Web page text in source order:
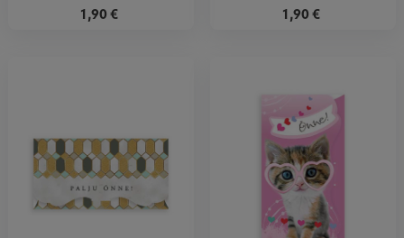
1,90 €
1,90 €